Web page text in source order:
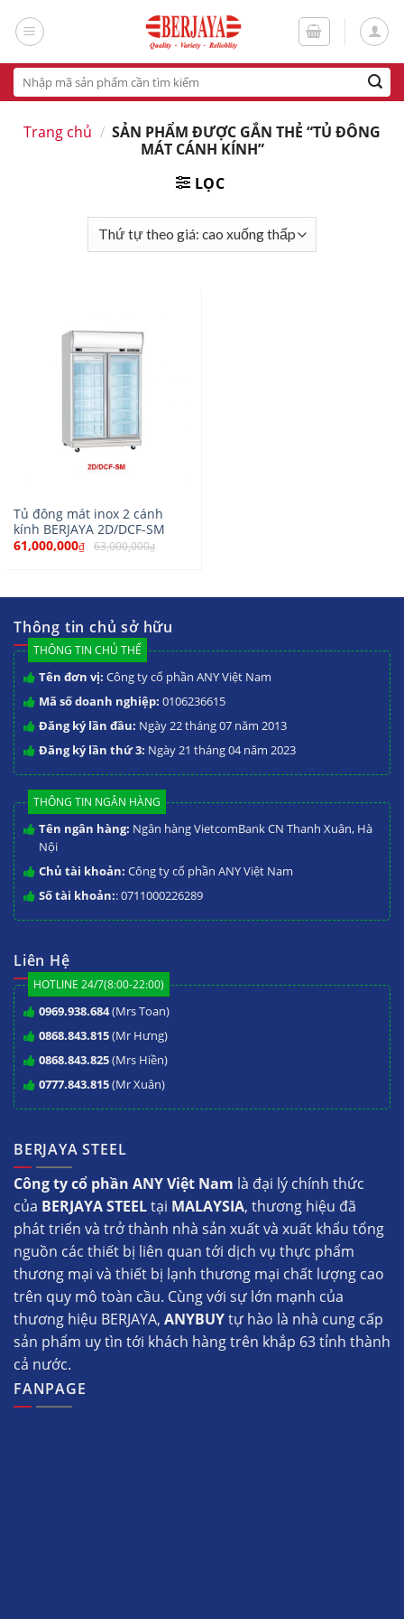
Tìm
kiếm:
Trang chủ / SẢN PHẨM ĐƯỢC GẮN THẺ “TỦ ĐÔNG
MÁT CÁNH KÍNH”
LỌC
Tủ đông mát inox 2 cánh
kính BERJAYA 2D/DCF-SM
61,000,000₫ 63,000,000₫
Thông tin chủ sở hữu
THÔNG TIN CHỦ THỂ
Tên đơn vị: Công ty cổ phần ANY Việt Nam
Mã số doanh nghiệp: 0106236615
Đăng ký lần đầu: Ngày 22 tháng 07 năm 2013
Đăng ký lần thứ 3: Ngày 21 tháng 04 năm 2023
THÔNG TIN NGÂN HÀNG
Tên ngân hàng: Ngân hàng VietcomBank CN Thanh Xuân, Hà
Nội
Chủ tài khoản: Công ty cổ phần ANY Việt Nam
Số tài khoản:: 0711000226289
Liên Hệ
HOTLINE 24/7(8:00-22:00)
0969.938.684(Mrs Toan)
0868.843.815(Mr Hưng)
0868.843.825(Mrs Hiền)
0777.843.815(Mr Xuân)
BERJAYA STEEL
Công ty cổ phần ANY Việt Nam là đại lý chính thức
của BERJAYA STEELtại MALAYSIA, thương hiệu đã
phát triển và trở thành nhà sản xuất và xuất khẩu tổng
nguồn các thiết bị liên quan tới dịch vụ thực phẩm
thương mại và thiết bị lạnh thương mại chất lượng cao
trên quy mô toàn cầu. Cùng với sự lớn mạnh của
thương hiệu BERJAYA, ANYBUYtự hào là nhà cung cấp
sản phẩm uy tìn tới khách hàng trên khắp 63 tỉnh thành
cả nước.
FANPAGE